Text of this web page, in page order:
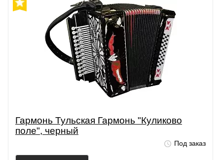
Гармонь Тульская Гармонь "Куликово
поле", черный
Под заказ